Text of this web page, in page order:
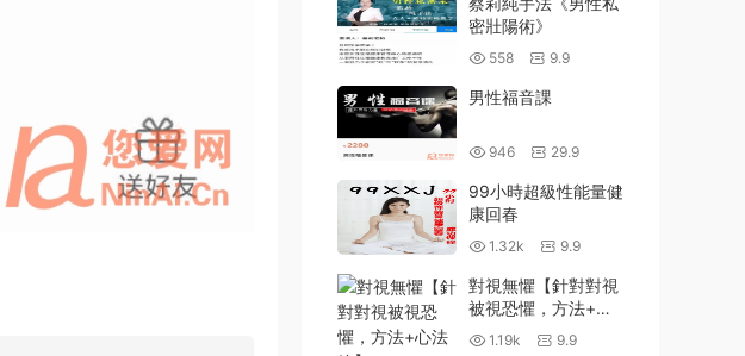
密壯陽術》
558 9.9
男性福音課
946 29.9
99小時超級性能量健
康回春
1.32k 9.9
對視無懼【針對對視
被視恐懼，方法+心
法篇】
1.19k 9.9